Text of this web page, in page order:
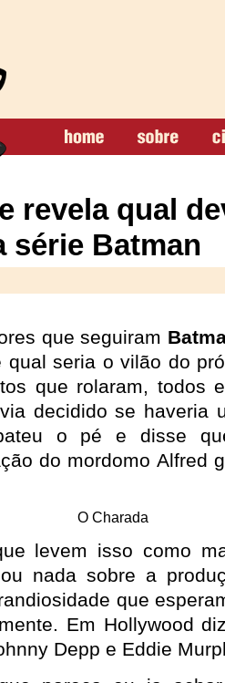
revela qual
série Batman
que seguiram
qual seria o vilão do
que rolaram, todos
decidido se haveria
o pé e disse
do mordomo Alfred
O Charada
levem isso como
nada sobre a
que
Em Hollywood
Depp e Eddie